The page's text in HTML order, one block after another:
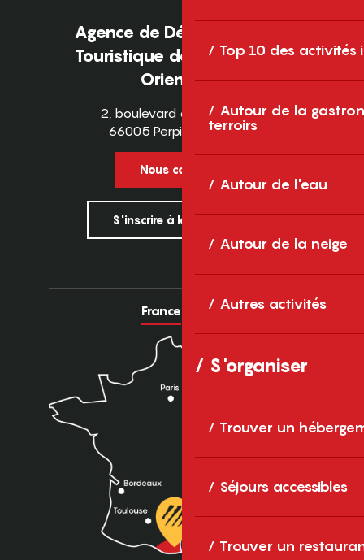
Top 10 des activités
Autour de la
terroirs
Autour de l'eau
Autour de la neige
Autres activités
S'organiser
Trouver un
Séjours accessibles
Trouver un
Agence de Développement
Touristique des Pyrénées-
Orientales
2, boulevard des Pyrénées
66005 Perpignan Cedex
Nous contacter
S'inscrire à la newsletter
France Europe